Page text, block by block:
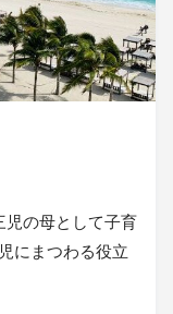
児の母として子育
にまつわる役立